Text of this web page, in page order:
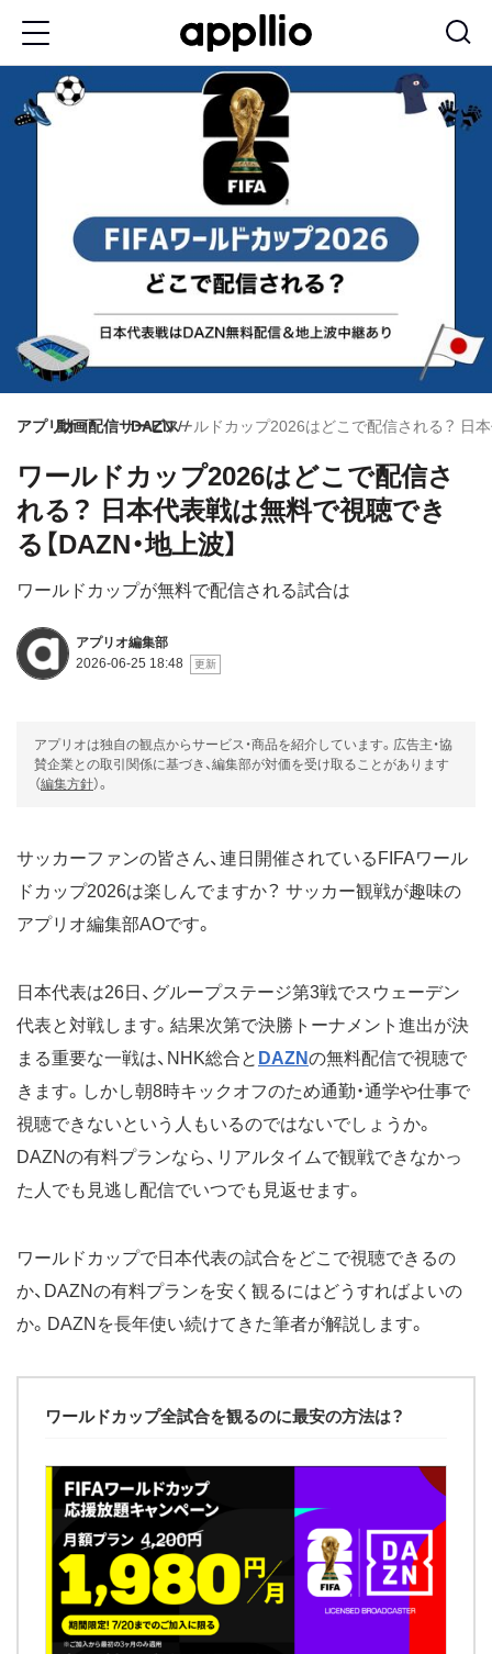
コ
アプリオ動画配信サービス
DAZNワールドカップ2026はどこで配信される？ 日
ワールドカップ2026はどこで配信さ
れる？ 日本代表戦は無料で視聴でき
る【DAZN・地上波】
ワールドカップが無料で配信される試合は
アプリオ編集部
2026-06-25 18:48
アプリオは独自の観点からサービス・商品を紹介しています。広告主・協
賛企業との取引関係に基づき、編集部が対価を受け取ることがあります
（編集方針）。
サッカーファンの皆さん、連日開催されているFIFAワール
ドカップ2026は楽しんでますか？ サッカー観戦が趣味の
アプリオ編集部AOです。
日本代表は26日、グループステージ第3戦でスウェーデン
代表と対戦します。結果次第で決勝トーナメント進出が決
まる重要な一戦は、NHK総合と DAZNの無料配信で視聴で
きます。しかし朝8時キックオフのため通勤・通学や仕事で
視聴できないという人もいるのではないでしょうか。
DAZNの有料プランなら、リアルタイムで観戦できなかっ
た人でも見逃し配信でいつでも見返せます。
ワールドカップで日本代表の試合をどこで視聴できるの
か、DAZNの有料プランを安く観るにはどうすればよいの
か。DAZNを長年使い続けてきた筆者が解説します。
ワールドカップ全試合を観るのに最安の方法は？